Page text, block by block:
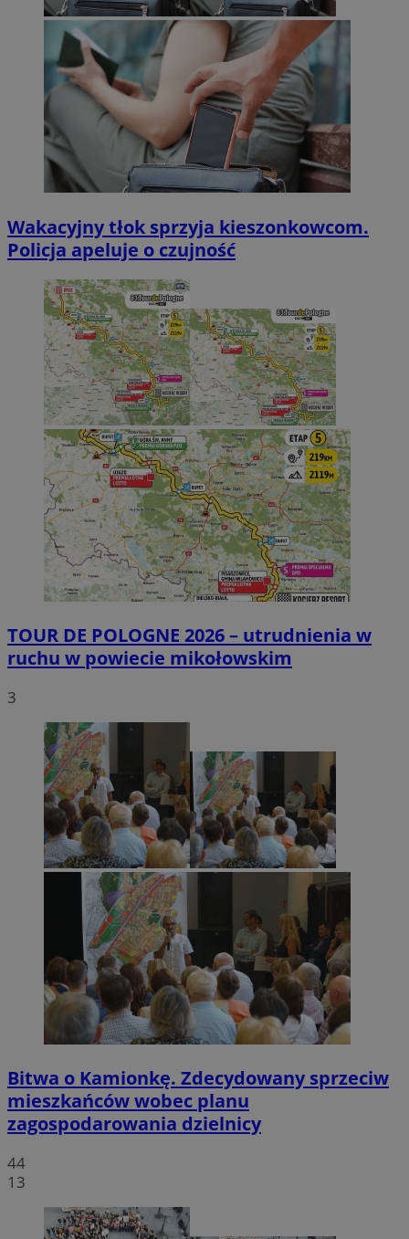
Wakacyjny tłok sprzyja kieszonkowcom.
Policja apeluje o czujność
TOUR DE POLOGNE 2026 – utrudnienia w
ruchu w powiecie mikołowskim
3
Bitwa o Kamionkę. Zdecydowany sprzeciw
mieszkańców wobec planu
zagospodarowania dzielnicy
44
13